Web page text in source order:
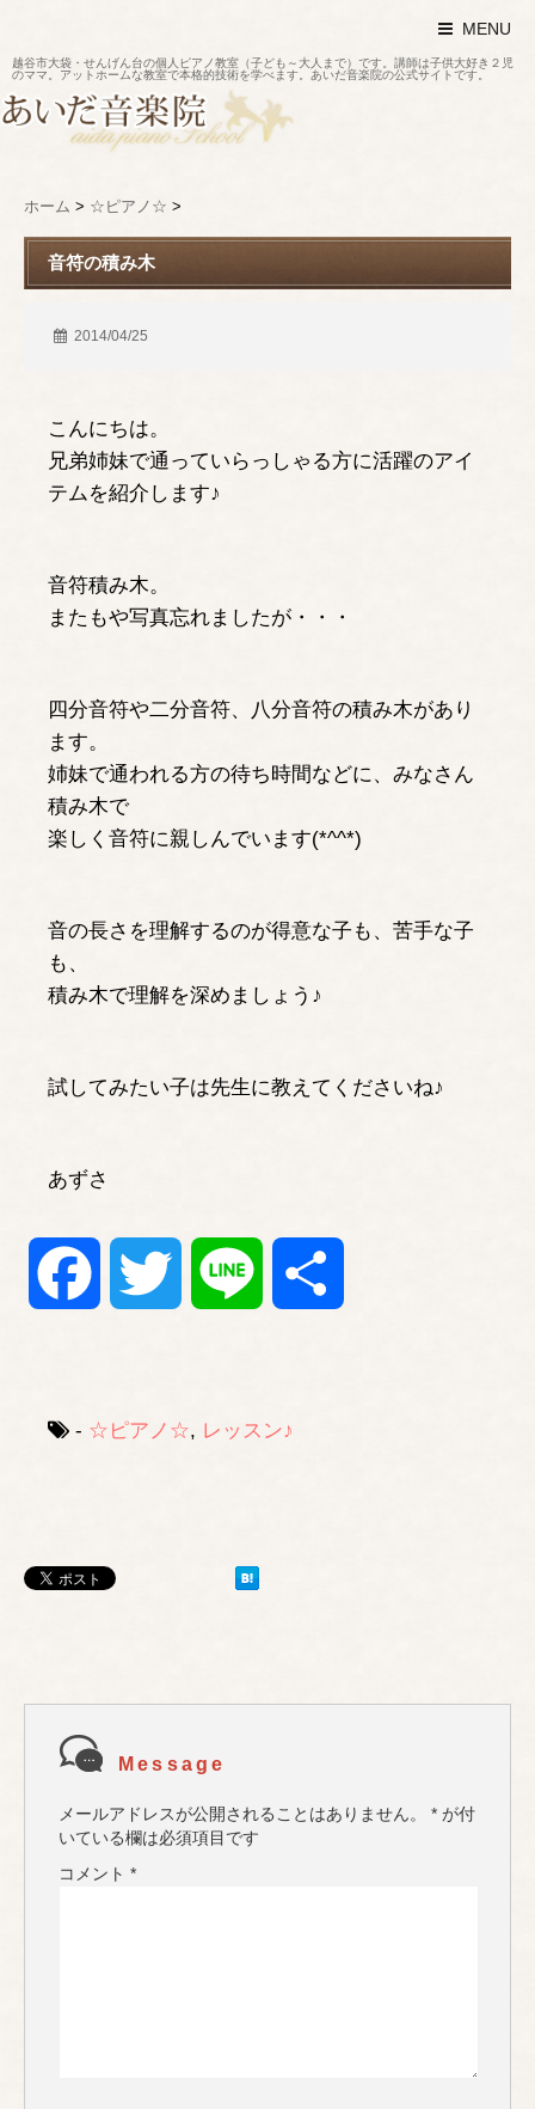
MENU
越谷市大袋・せんげん台の個人ピアノ教室（子ども～大人まで）です。講師は子供大好き２児
のママ。アットホームな教室で本格的技術を学べます。あいだ音楽院の公式サイトです。
ホーム > ☆ピアノ☆ >
音符の積み木
2014/04/25
こんにちは。
兄弟姉妹で通っていらっしゃる方に活躍のアイ
テムを紹介します♪
音符積み木。
またもや写真忘れましたが・・・
四分音符や二分音符、八分音符の積み木があり
ます。
姉妹で通われる方の待ち時間などに、みなさん
積み木で
楽しく音符に親しんでいます(*^^*)
音の長さを理解するのが得意な子も、苦手な子
も、
積み木で理解を深めましょう♪
試してみたい子は先生に教えてくださいね♪
あずさ
Facebook Twitter Line
- ☆ピアノ☆, レッスン♪
Message
メールアドレスが公開されることはありません。 * が付
いている欄は必須項目です
コメント *